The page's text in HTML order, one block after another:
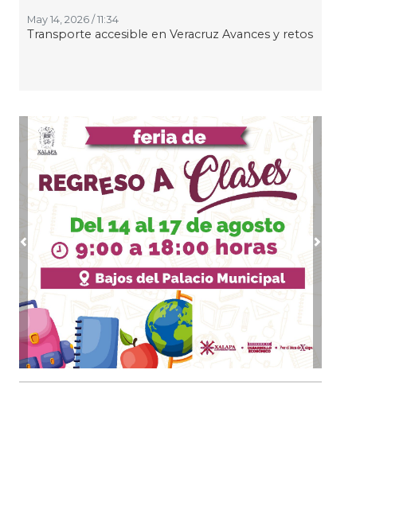
May 14, 2026 / 11:34
Transporte accesible en Veracruz Avances y retos
Previous Next